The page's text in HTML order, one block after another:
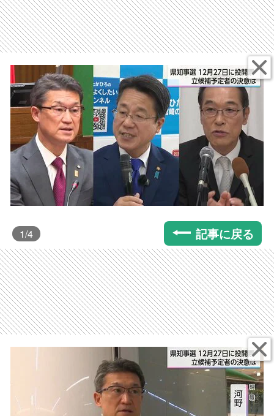
策実現に向けた決意を語る
1/4 記事に戻る